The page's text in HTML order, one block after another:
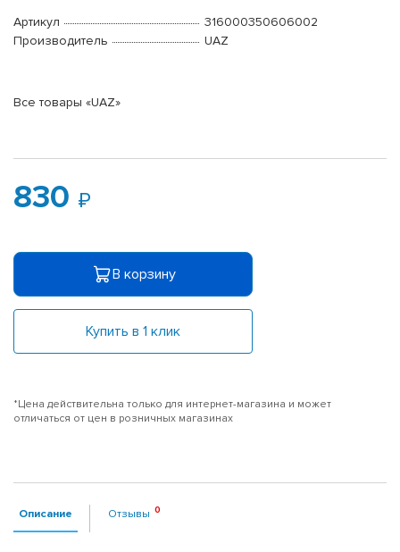
Артикул
316000350606002
Производитель
UAZ
Все товары «UAZ»
830
В корзину
Купить в 1 клик
*Цена действительна только для интернет-магазина и может
отличаться от цен в розничных магазинах
Описание Отзывы